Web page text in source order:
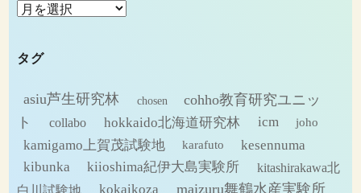
ア
カ
ブ
タグ
asiu芦生研究林 chosen
cohho教育研究ユニッ
ト
collabo hokkaido北海道研究林 icm joho
kamigamo上賀茂試験地 karafuto
kesennuma
kibunka
kiioshima紀伊大島実験所
kitashirakawa北
白川試験地
kokaikoza maizuru舞鶴水産実験所